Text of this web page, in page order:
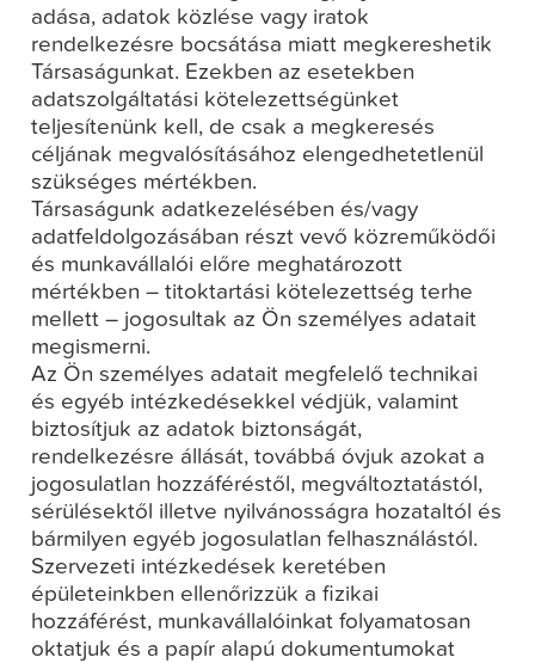
adása, adatok közlése vagy iratok
rendelkezésre bocsátása miatt megkereshetik
Társaságunkat. Ezekben az esetekben
adatszolgáltatási kötelezettségünket
teljesítenünk kell, de csak a megkeresés
céljának megvalósításához elengedhetetlenül
szükséges mértékben.
Társaságunk adatkezelésében és/vagy
adatfeldolgozásában részt vevő közreműködői
és munkavállalói előre meghatározott
mértékben – titoktartási kötelezettség terhe
mellett – jogosultak az Ön személyes adatait
megismerni.
Az Ön személyes adatait megfelelő technikai
és egyéb intézkedésekkel védjük, valamint
biztosítjuk az adatok biztonságát,
rendelkezésre állását, továbbá óvjuk azokat a
jogosulatlan hozzáféréstől, megváltoztatástól,
sérülésektől illetve nyilvánosságra hozataltól és
bármilyen egyéb jogosulatlan felhasználástól.
Szervezeti intézkedések keretében
épületeinkben ellenőrizzük a fizikai
hozzáférést, munkavállalóinkat folyamatosan
oktatjuk és a papír alapú dokumentumokat